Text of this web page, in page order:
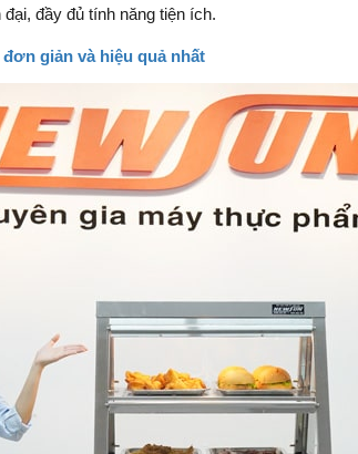
đầy đủ tính năng tiện ích.
giản và hiệu quả nhất